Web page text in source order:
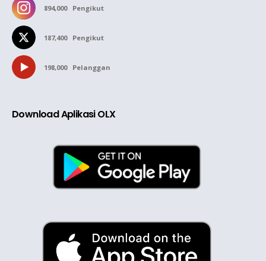
894,000 Pengikut
187,400 Pengikut
198,000 Pelanggan
Download Aplikasi OLX